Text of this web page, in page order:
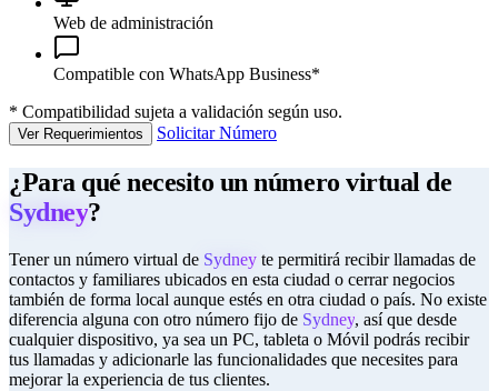
Web de administración
Compatible con WhatsApp Business*
* Compatibilidad sujeta a validación según uso.
Ver Requerimientos Solicitar Número
¿Para qué necesito un número virtual de
Sydney?
Tener un número virtual de Sydney te permitirá recibir llamadas de
contactos y familiares ubicados en esta ciudad o cerrar negocios
también de forma local aunque estés en otra ciudad o país. No existe
diferencia alguna con otro número fijo de Sydney, así que desde
cualquier dispositivo, ya sea un PC, tableta o Móvil podrás recibir
tus llamadas y adicionarle las funcionalidades que necesites para
mejorar la experiencia de tus clientes.